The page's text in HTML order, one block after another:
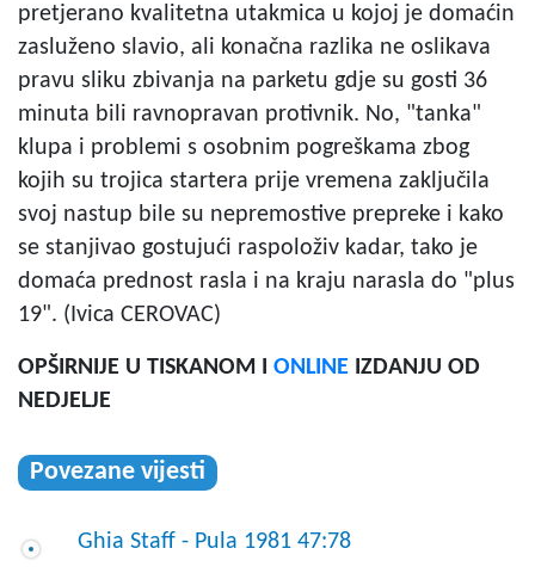
pretjerano kvalitetna utakmica u kojoj je domaćin
zasluženo slavio, ali konačna razlika ne oslikava
pravu sliku zbivanja na parketu gdje su gosti 36
minuta bili ravnopravan protivnik. No, "tanka"
klupa i problemi s osobnim pogreškama zbog
kojih su trojica startera prije vremena zaključila
svoj nastup bile su nepremostive prepreke i kako
se stanjivao gostujući raspoloživ kadar, tako je
domaća prednost rasla i na kraju narasla do "plus
19". (Ivica CEROVAC)
OPŠIRNIJE U TISKANOM I ONLINE IZDANJU OD
NEDJELJE
Povezane vijesti
Ghia Staff - Pula 1981 47:78